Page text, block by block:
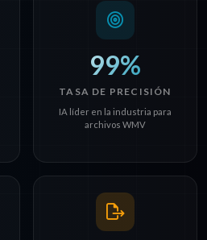
99%
TASA DE PRECISIÓN
IA líder en la industria para
archivos WMV